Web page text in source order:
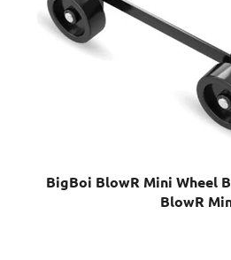
BigBoi BlowR Mini Wheel
BlowR